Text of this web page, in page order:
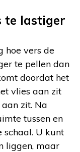
te lastiger
hoe vers de
te pellen dan
doordat het
vlies aan zit
zit. Na
tussen en
schaal. U kunt
liggen, maar